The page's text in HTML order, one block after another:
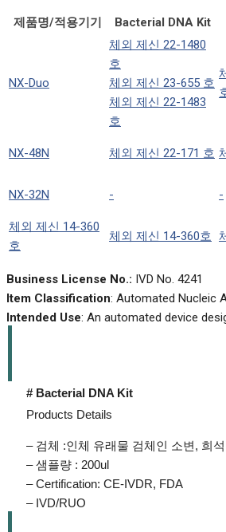
제품명/적용기기 Bacterial DNA Kit
NX-Duo
체외 제신 22-1480
호
체외 제신 23-655 호
체외 제신 22-1483
호
NX-48N 체외 제신 22-171 호
NX-32N - -
체외 제신 14-360
호
체외 제신 14-360호
Business License No.: IVD No. 4241
Item Classification: Automated Nucleic
Intended Use: An automated device
# Bacterial DNA Kit
Products Details
– 검체 :인체 유래물 검체인 소변, 희
– 샘플량 : 200ul
– Certification: CE-IVDR, FDA
– IVD/RUO